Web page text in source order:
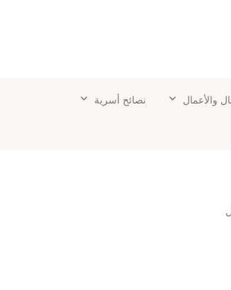
والأعمال نصائح أسرية